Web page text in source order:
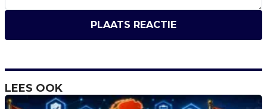
PLAATS REACTIE
LEES OOK